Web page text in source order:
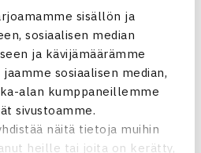
sisällön ja
sosiaalisen median
ja kävijämäärämme
sosiaalisen median,
alan kumppaneillemme
sivustoamme.
näitä tietoja muihin
heille tai joita on kerätty,
avauskierroksen
erässä. Kulikova on mukana
suomalainen kuluvalla viikolla
karsii mukaan Kreikassa
$15,000 ITF-kilpailuun.